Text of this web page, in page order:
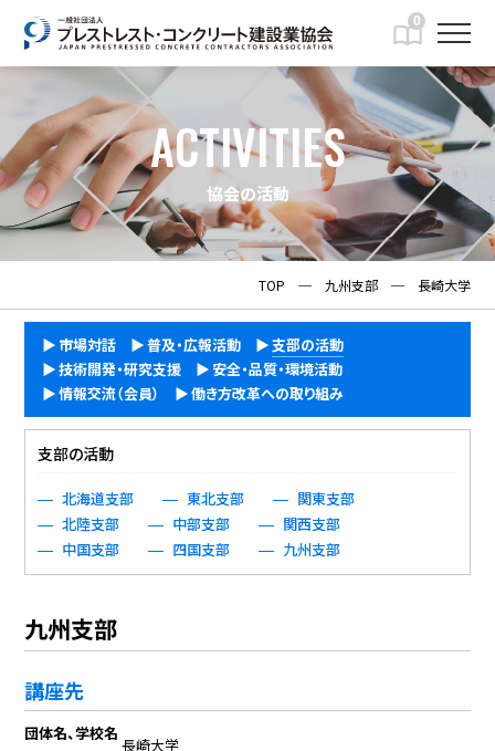
0
ACTIVITIES
協会の活動
TOP ─ 九州支部 ─ 長崎大学
市場対話 普及・広報活動
支部の活動
技術開発・研究支援
安全・品質・環境活動
情報交流（会員）
働き方改革への取り組み
支部の活動
北海道支部 東北支部
関東支部
北陸支部
中部支部
関西支部
中国支部
四国支部 九州支部
九州支部
講座先
団体名、学校名
長崎大学